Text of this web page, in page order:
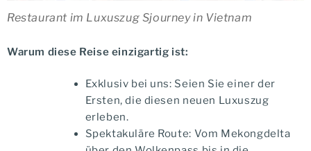
Restaurant im Luxuszug Sjourney in Vietnam
Warum diese Reise einzigartig ist:
Exklusiv bei uns: Seien Sie einer der
Ersten, die diesen neuen Luxuszug
erleben.
Spektakuläre Route: Vom Mekongdelta